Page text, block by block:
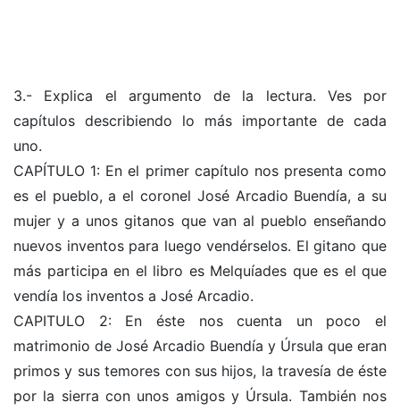
3.- Explica el argumento de la lectura. Ves por
capítulos describiendo lo más importante de cada
uno.
CAPÍTULO 1: En el primer capítulo nos presenta como
es el pueblo, a el coronel José Arcadio Buendía, a su
mujer y a unos gitanos que van al pueblo enseñando
nuevos inventos para luego vendérselos. El gitano que
más participa en el libro es Melquíades que es el que
vendía los inventos a José Arcadio.
CAPITULO 2: En éste nos cuenta un poco el
matrimonio de José Arcadio Buendía y Úrsula que eran
primos y sus temores con sus hijos, la travesía de éste
por la sierra con unos amigos y Úrsula. También nos